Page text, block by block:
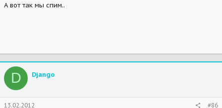
А вот так мы спим..
D Djangо
13.02.2012 #86